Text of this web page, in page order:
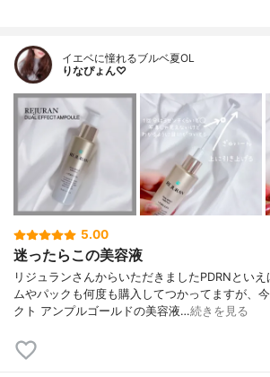
イエベに憧れるブルベ夏OL
りなぴょん♡
5.00
迷ったらこの美容液
リジュランさんからいただきましたPDRNとい
ムやパックも何度も購入してつかってますが、
クト アンプルゴールドの美容液…続きを見る